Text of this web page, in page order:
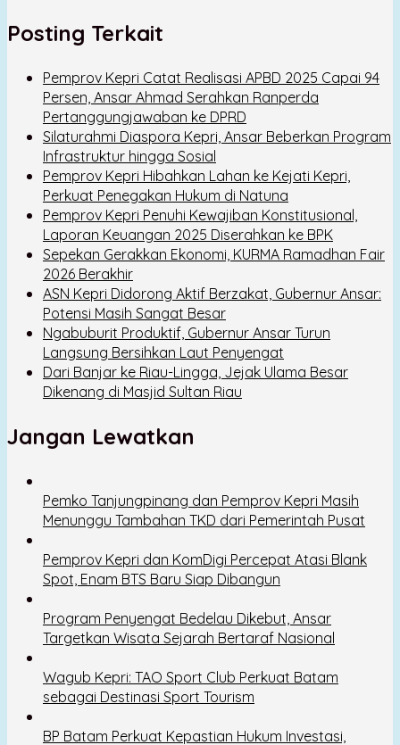
Posting Terkait
Pemprov Kepri Catat Realisasi APBD 2025 Capai 94
Persen, Ansar Ahmad Serahkan Ranperda
Pertanggungjawaban ke DPRD
Silaturahmi Diaspora Kepri, Ansar Beberkan Program
Infrastruktur hingga Sosial
Pemprov Kepri Hibahkan Lahan ke Kejati Kepri,
Perkuat Penegakan Hukum di Natuna
Pemprov Kepri Penuhi Kewajiban Konstitusional,
Laporan Keuangan 2025 Diserahkan ke BPK
Sepekan Gerakkan Ekonomi, KURMA Ramadhan Fair
2026 Berakhir
ASN Kepri Didorong Aktif Berzakat, Gubernur Ansar:
Potensi Masih Sangat Besar
Ngabuburit Produktif, Gubernur Ansar Turun
Langsung Bersihkan Laut Penyengat
Dari Banjar ke Riau-Lingga, Jejak Ulama Besar
Dikenang di Masjid Sultan Riau
Jangan Lewatkan
Pemko Tanjungpinang dan Pemprov Kepri Masih
Menunggu Tambahan TKD dari Pemerintah Pusat
Pemprov Kepri dan KomDigi Percepat Atasi Blank
Spot, Enam BTS Baru Siap Dibangun
Program Penyengat Bedelau Dikebut, Ansar
Targetkan Wisata Sejarah Bertaraf Nasional
Wagub Kepri: TAO Sport Club Perkuat Batam
sebagai Destinasi Sport Tourism
BP Batam Perkuat Kepastian Hukum Investasi,